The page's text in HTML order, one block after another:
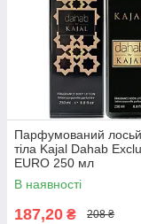
Парфумований
тіла Kajal Dahab
EURO 250 мл
В наявності
187,20 ₴ 208 ₴